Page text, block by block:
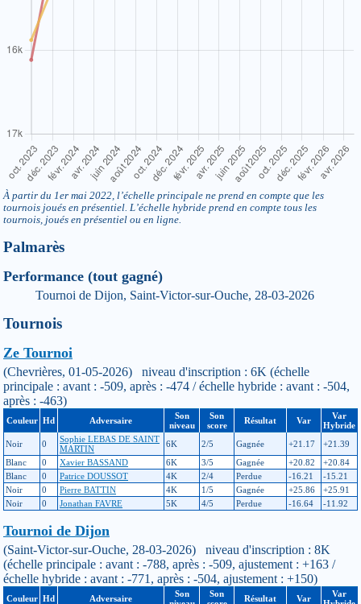
À partir du 1er mai 2022, l’échelle principale ne prend en compte que les
tournois joués en présentiel. L’échelle hybride prend en compte tous les
tournois, joués en présentiel ou en ligne.
Palmarès
Performance (tout gagné)
Tournoi de Dijon, Saint-Victor-sur-Ouche, 28-03-2026
Tournois
Ze Tournoi
(Chevrières, 01-05-2026) niveau d'inscription : 6K (échelle
principale : avant : -509, après : -474 / échelle hybride : avant : -504,
après : -463)
Couleur Hd Adversaire
Son
niveau
Son
score
Résultat Var
Var
Hybride
Noir
0
Sophie LEBAS DE SAINT
MARTIN
6K 2/5 Gagnée +21.17
+21.39
Blanc
0 Xavier BASSAND 6K 3/5 Gagnée +20.82
+20.84
Blanc
0 Patrice DOUSSOT 4K 2/4 Perdue -16.21
-15.21
Noir
0 Pierre BATTIN 4K 1/5 Gagnée +25.86
+25.91
Noir
0 Jonathan FAVRE 5K 4/5 Perdue -16.64 -11.92
Tournoi de Dijon
(Saint-Victor-sur-Ouche, 28-03-2026) niveau d'inscription : 8K
(échelle principale : avant : -788, après : -509, ajustement : +163 /
échelle hybride : avant : -771, après : -504, ajustement : +150)
Couleur Hd Adversaire
Son
Son
Résultat Var
Var